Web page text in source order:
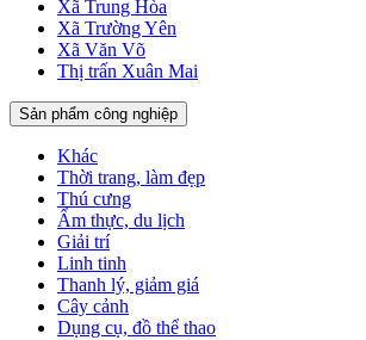
Xã Trung Hòa
Xã Trường Yên
Xã Văn Võ
Thị trấn Xuân Mai
Sản phẩm công nghiệp
Khác
Thời trang, làm đẹp
Thú cưng
Ẩm thực, du lịch
Giải trí
Linh tinh
Thanh lý, giảm giá
Cây cảnh
Dụng cụ, đồ thể thao